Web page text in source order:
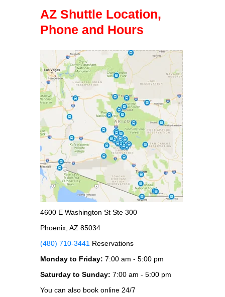
AZ Shuttle Location,
Phone and Hours
4600 E Washington St Ste 300
Phoenix, AZ 85034
(480) 710-3441 Reservations
Monday to Friday: 7:00 am - 5:00 pm
Saturday to Sunday: 7:00 am - 5:00 pm
You can also book online 24/7